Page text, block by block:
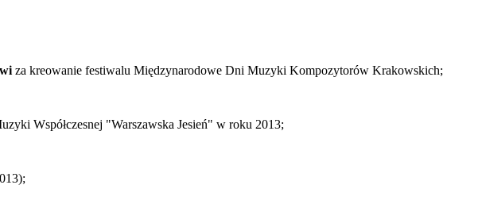
za kreowanie festiwalu Międzynarodowe Dni Muzyki Kompozytorów Krakowskich;
Współczesnej "Warszawska Jesień" w roku 2013;